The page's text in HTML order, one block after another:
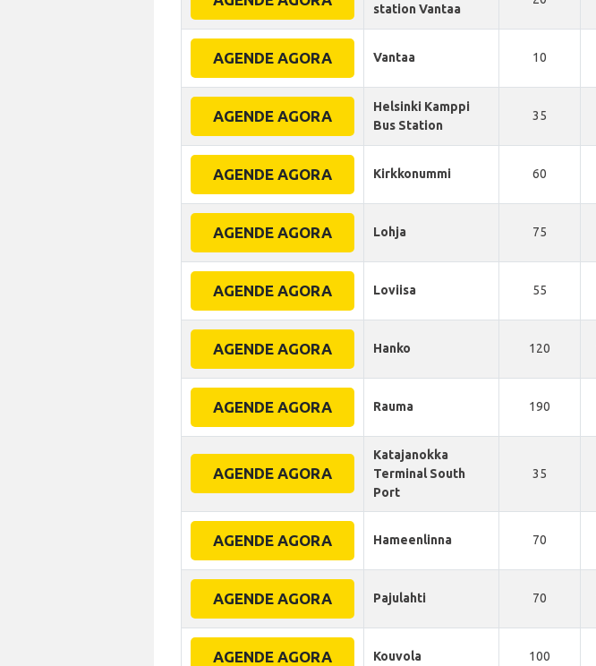
station Vantaa
AGENDE AGORA Vantaa 10
AGENDE AGORA
Helsinki Kamppi
Bus Station
35
AGENDE AGORA Kirkkonummi 60
AGENDE AGORA Lohja 75
AGENDE AGORA Loviisa 55
AGENDE AGORA Hanko 120
AGENDE AGORA Rauma 190
AGENDE AGORA
Katajanokka
Terminal South
Port
35
AGENDE AGORA Hameenlinna 70
AGENDE AGORA Pajulahti 70
AGENDE AGORA Kouvola 100